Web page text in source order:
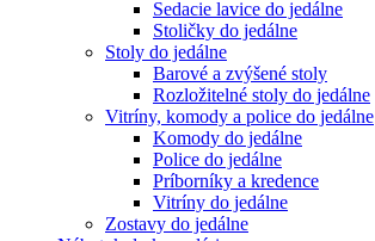
Sedacie lavice do jedálne
Stoličky do jedálne
Stoly do jedálne
Barové a zvýšené stoly
Rozložitelné stoly do jedálne
Vitríny, komody a police do jedálne
Komody do jedálne
Police do jedálne
Príborníky a kredence
Vitríny do jedálne
Zostavy do jedálne